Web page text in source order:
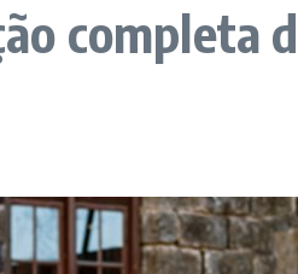
completa